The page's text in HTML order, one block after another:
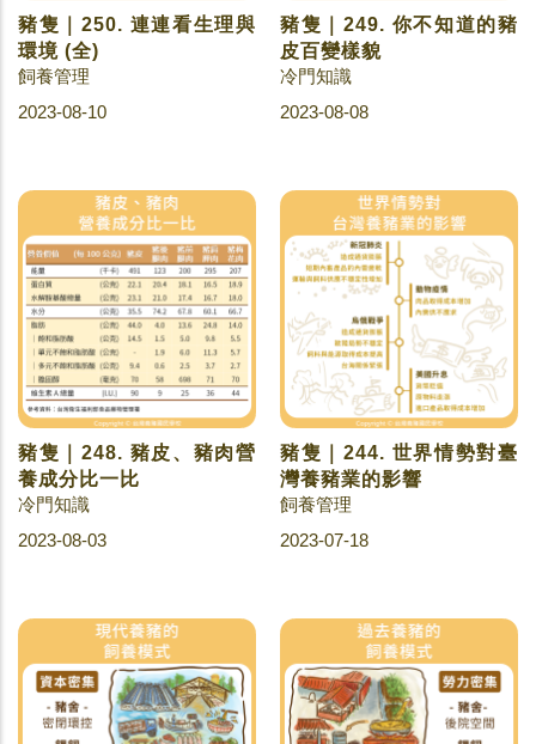
豬隻｜250. 連連看生理與
環境 (全)
飼養管理
2023-08-10
豬隻｜249. 你不知道的豬
皮百變樣貌
冷門知識
2023-08-08
豬隻｜248. 豬皮、豬肉營
養成分比一比
冷門知識
2023-08-03
豬隻｜244. 世界情勢對臺
灣養豬業的影響
飼養管理
2023-07-18